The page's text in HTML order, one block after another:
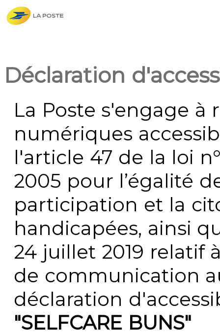
Déclaration
La Poste s'engage à
numériques
l'article 47 de la loi
2005 pour l’égalité
participation et la
handicapées, ainsi
24 juillet 2019 relatif
de communication
déclaration
"SELFCARE BUNS"